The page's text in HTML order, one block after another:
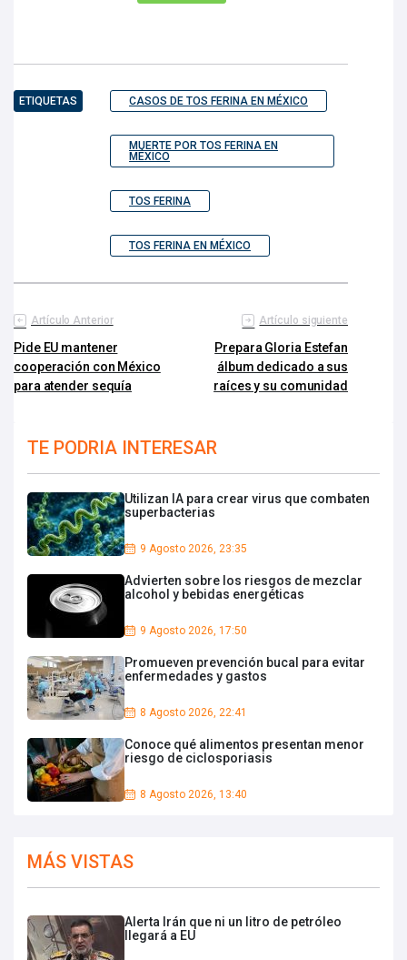
ETIQUETAS CASOS DE TOS FERINA EN MÉXICO
MUERTE POR TOS FERINA EN
MÉXICO
TOS FERINA
TOS FERINA EN MÉXICO
Artículo Anterior
Pide EU mantener
cooperación con México
para atender sequía
Artículo siguiente
Prepara Gloria Estefan
álbum dedicado a sus
raíces y su comunidad
TE PODRIA INTERESAR
Utilizan IA para crear virus que combaten
superbacterias
9 Agosto 2026, 23:35
Advierten sobre los riesgos de mezclar
alcohol y bebidas energéticas
9 Agosto 2026, 17:50
Promueven prevención bucal para evitar
enfermedades y gastos
8 Agosto 2026, 22:41
Conoce qué alimentos presentan menor
riesgo de ciclosporiasis
8 Agosto 2026, 13:40
MÁS VISTAS
Alerta Irán que ni un litro de petróleo
llegará a EU